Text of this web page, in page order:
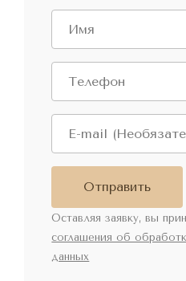
Отправить
Оставляя заявку, вы
соглашения об
данных